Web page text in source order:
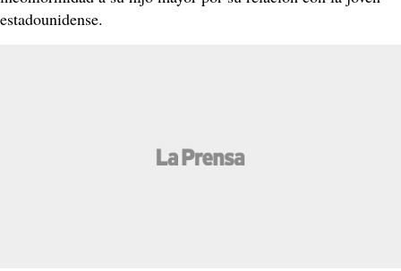
estadounidense.